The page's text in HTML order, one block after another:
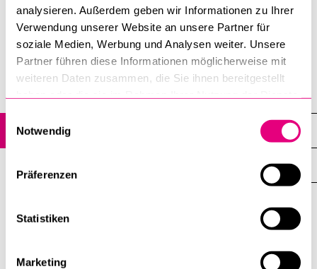
analysieren. Außerdem geben wir Informationen zu Ihrer
Verwendung unserer Website an unsere Partner für
soziale Medien, Werbung und Analysen weiter. Unsere
Partner führen diese Informationen möglicherweise mit
weiteren Daten zusammen, die Sie ihnen bereitgestellt
Einwilligungsauswahl
Notwendig
Präferenzen
Statistiken
Marketing
Campus
Sport
Campus